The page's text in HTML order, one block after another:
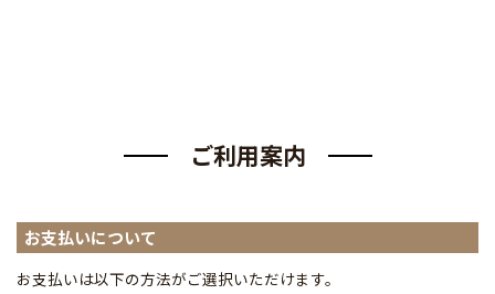
ご利用案内
お支払いについて
お支払いは以下の方法がご選択いただけます。